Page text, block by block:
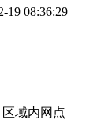
08:36:29
域内网点